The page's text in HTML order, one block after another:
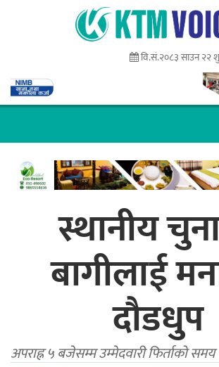
वि.सं.२०८३ साउन २२
स्थानीय
बागीलाई
दौडधुप
अपराह्न ५ बजेसम्म उम्मेदवारी फिर्ताको समय